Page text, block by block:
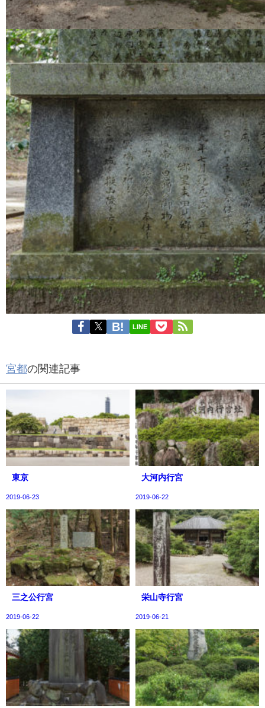
LINE
宮都の関連記事
東京
2019-06-23
大河内行宮
2019-06-22
三之公行宮
2019-06-22
栄山寺行宮
2019-06-21